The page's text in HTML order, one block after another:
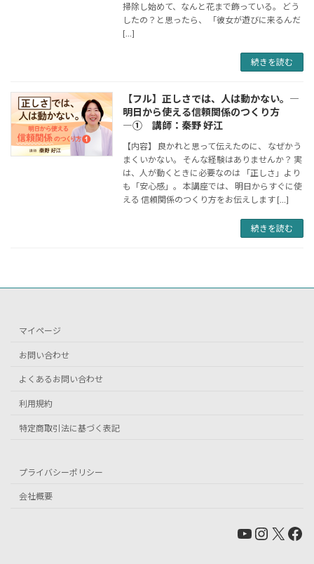
掃除し始めて、なんと花まで飾っている。 どう
したの？と思ったら、 「彼女が遊びに来るんだ
[…]
続きを読む
【フル】正しさでは、人は動かない。―
明日から使える信頼関係のつくり方
―① 講師：秦野 好江
【内容】 良かれと思って伝えたのに、 なぜかう
まくいかない。 そんな経験はありませんか？ 実
は、人が動くときに必要なのは 「正しさ」より
も「安心感」。 本講座では、 明日からすぐに使
える 信頼関係のつくり方をお伝えします […]
続きを読む
マイページ
お問い合わせ
よくあるお問い合わせ
利用規約
特定商取引法に基づく表記
プライバシーポリシー
会社概要